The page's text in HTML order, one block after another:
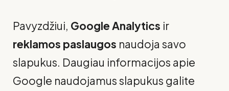
Pavyzdžiui, Google Analytics ir
reklamos paslaugos naudoja savo
slapukus. Daugiau informacijos apie
Google naudojamus slapukus galite